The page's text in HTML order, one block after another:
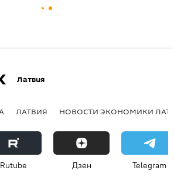
Латвия
ЛАТВИЯ НОВОСТИ ЭКОНОМИКИ
Rutube Дзен Telegram